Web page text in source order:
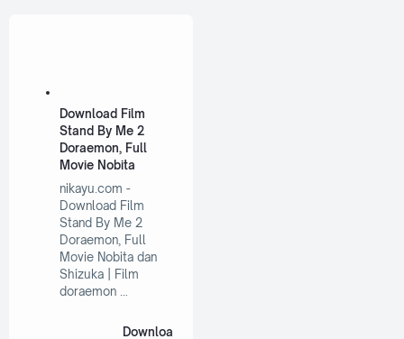
Download Film
Stand By Me 2
Doraemon, Full
Movie Nobita
nikayu.com -
Download Film
Stand By Me 2
Doraemon, Full
Movie Nobita dan
Shizuka | Film
doraemon …
Downloa